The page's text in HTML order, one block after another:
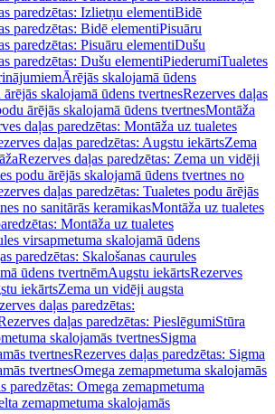
paredzētas: Izlietņu elementiBidē
paredzētas: Bidē elementiPisuāru
paredzētas: Pisuāru elementiDušu
paredzētas: Dušu elementiPiederumiTualetes
Ārējās skalojamā ūdens
skalojamā ūdens tvertnesRezerves daļas
ārējās skalojamā ūdens tvertnesMontāža
daļas paredzētas: Montāža uz tualetes
daļas paredzētas: Augstu iekārtsZema
Rezerves daļas paredzētas: Zema un vidēji
podu ārējās skalojamā ūdens tvertnes no
daļas paredzētas: Tualetes podu ārējās
no sanitārās keramikasMontāža uz tualetes
Montāža uz tualetes
virsapmetuma skalojamā ūdens
paredzētas: Skalošanas caurules
ūdens tvertnēmAugstu iekārtsRezerves
iekārtsZema un vidēji augsta
daļas paredzētas:
daļas paredzētas: PieslēgumiStūra
skalojamās tvertnesSigma
tvertnesRezerves daļas paredzētas: Sigma
tvertnesOmega zemapmetuma skalojamās
paredzētas: Omega zemapmetuma
zemapmetuma skalojamās